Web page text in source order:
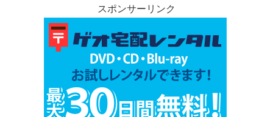
スポンサーリンク